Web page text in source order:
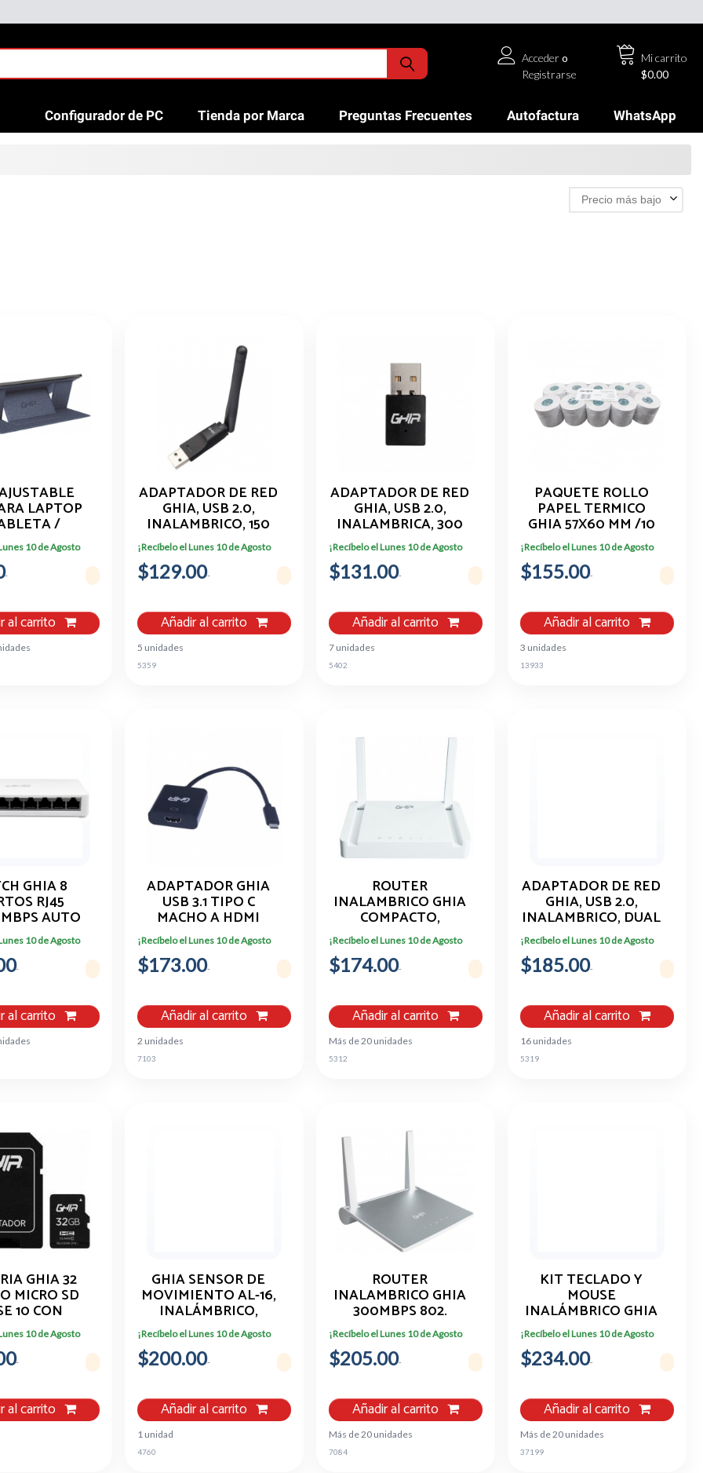
Mi carrito
$0.00
Accedero
Registrarse
Configurador de PC Tienda por Marca Preguntas Frecuentes Autofactura WhatsApp
Precio más bajo
LAPTOP
/
Y
/ HASTA
10 de Agosto
al carrito
ADAPTADOR DE RED
GHIA, USB 2.0,
INALAMBRICO, 150
MBPS, CON ANTENA
¡Recíbelo el Lunes 10 de Agosto
$129.00
Añadir al carrito
5 unidades
5359
ADAPTADOR DE RED
GHIA, USB 2.0,
INALAMBRICA, 300
MBPS, ALTA
VELOCIDAD
¡Recíbelo el Lunes 10 de Agosto
$131.00
Añadir al carrito
7 unidades
5402
PAQUETE ROLLO
PAPEL TERMICO
GHIA 57X60 MM /10
PIEZAS /PARA
IMPRESORAS DE
58MM // REACCION
¡Recíbelo el Lunes 10 de Agosto
$155.00
Añadir al carrito
3 unidades
13933
GHIA 8
RJ45
AUTO
DUPLEX
10 de Agosto
al carrito
ADAPTADOR GHIA
USB 3.1 TIPO C
MACHO A HDMI
HEMBRA / SALIDA
DE VIDEO 4K
¡Recíbelo el Lunes 10 de Agosto
$173.00
Añadir al carrito
2 unidades
7103
ROUTER
INALAMBRICO GHIA
COMPACTO,
300MBPS,
802.11N/G/B,
MULTIMODO,
ANTENAS FIJAS 5DBI
¡Recíbelo el Lunes 10 de Agosto
$174.00
Añadir al carrito
Más de 20 unidades
5312
ADAPTADOR DE RED
GHIA, USB 2.0,
INALAMBRICO, DUAL
BAND, 600 MBPS,
ALTA VELOCIDAD
¡Recíbelo el Lunes 10 de Agosto
$185.00
Añadir al carrito
16 unidades
5319
GHIA 32
MICRO SD
10 CON
10 de Agosto
al carrito
GHIA SENSOR DE
MOVIMIENTO AL-16,
INALÁMBRICO,
HASTA 12 METROS,
BLANCO, GAL-003
¡Recíbelo el Lunes 10 de Agosto
$200.00
Añadir al carrito
1 unidad
4760
ROUTER
INALAMBRICO GHIA
300MBPS 802.
MULTIMODO ACCESS
POINT REPETIDOR
WISP 11N/G/B 3
¡Recíbelo el Lunes 10 de Agosto
$205.00
Añadir al carrito
Más de 20 unidades
7084
KIT TECLADO Y
MOUSE
INALÁMBRICO GHIA
USB NEGRO
GT4000BB COMODO
¡Recíbelo el Lunes 10 de Agosto
$234.00
Añadir al carrito
Más de 20 unidades
37199